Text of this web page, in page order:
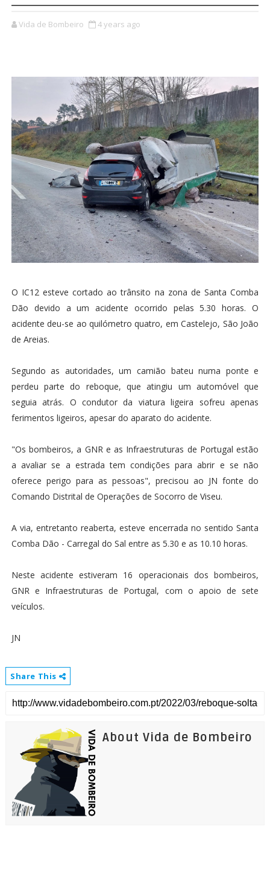
Vida de Bombeiro 4 years ago
O IC12 esteve cortado ao trânsito na zona de Santa Comba
Dão devido a um acidente ocorrido pelas 5.30 horas. O
acidente deu-se ao quilómetro quatro, em Castelejo, São João
de Areias.
Segundo as autoridades, um camião bateu numa ponte e
perdeu parte do reboque, que atingiu um automóvel que
seguia atrás. O condutor da viatura ligeira sofreu apenas
ferimentos ligeiros, apesar do aparato do acidente.
"Os bombeiros, a GNR e as Infraestruturas de Portugal estão
a avaliar se a estrada tem condições para abrir e se não
oferece perigo para as pessoas", precisou ao JN fonte do
Comando Distrital de Operações de Socorro de Viseu.
A via, entretanto reaberta, esteve encerrada no sentido Santa
Comba Dão - Carregal do Sal entre as 5.30 e as 10.10 horas.
Neste acidente estiveram 16 operacionais dos bombeiros,
GNR e Infraestruturas de Portugal, com o apoio de sete
veículos.
JN
Share This
About Vida de Bombeiro